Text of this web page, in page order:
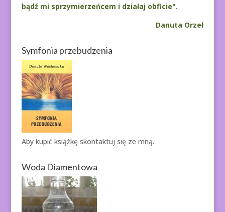
bądź mi sprzymierzeńcem i działaj obficie".
Danuta Orzeł
Symfonia przebudzenia
Aby kupić książkę skontaktuj się ze mną.
Woda Diamentowa